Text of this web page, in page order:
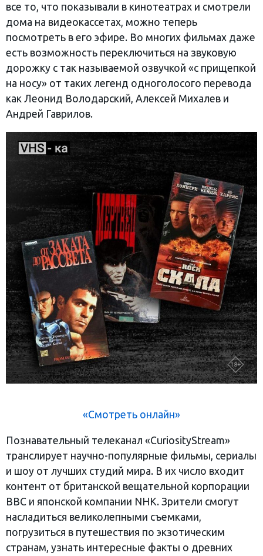
все то, что показывали в кинотеатрах и смотрели
дома на видеокассетах, можно теперь
посмотреть в его эфире. Во многих фильмах даже
есть возможность переключиться на звуковую
дорожку с так называемой озвучкой «с прищепкой
на носу» от таких легенд одноголосого перевода
как Леонид Володарский, Алексей Михалев и
Андрей Гаврилов.
«Смотреть онлайн»
Познавательный телеканал «СuriosityStream»
транслирует научно-популярные фильмы, сериалы
и шоу от лучших студий мира. В их число входит
контент от британской вещательной корпорации
BBC и японской компании NHK. Зрители смогут
насладиться великолепными съемками,
погрузиться в путешествия по экзотическим
странам, узнать интересные факты о древних